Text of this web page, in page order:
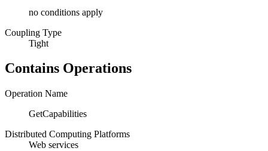
no conditions apply
Coupling Type
Tight
Contains Operations
Operation Name
GetCapabilities
Distributed Computing Platforms
Web services